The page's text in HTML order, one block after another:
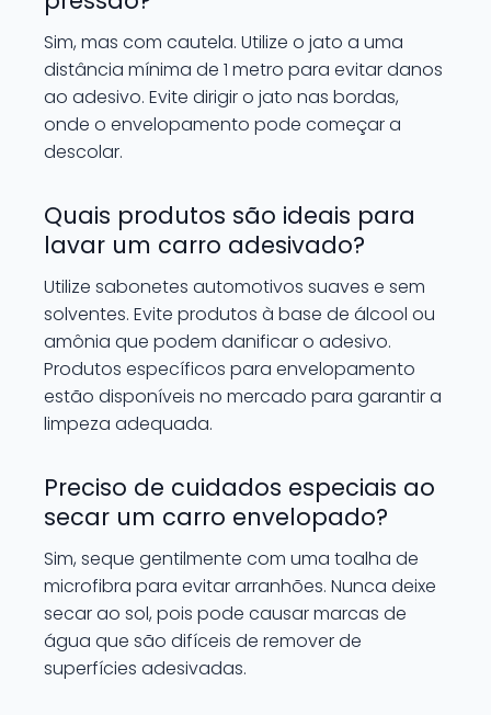
Sim, mas com cautela. Utilize o jato a uma
distância mínima de 1 metro para evitar danos
ao adesivo. Evite dirigir o jato nas bordas,
onde o envelopamento pode começar a
descolar.
Quais produtos são ideais para
lavar um carro adesivado?
Utilize sabonetes automotivos suaves e sem
solventes. Evite produtos à base de álcool ou
amônia que podem danificar o adesivo.
Produtos específicos para envelopamento
estão disponíveis no mercado para garantir a
limpeza adequada.
Preciso de cuidados especiais ao
secar um carro envelopado?
Sim, seque gentilmente com uma toalha de
microfibra para evitar arranhões. Nunca deixe
secar ao sol, pois pode causar marcas de
água que são difíceis de remover de
superfícies adesivadas.